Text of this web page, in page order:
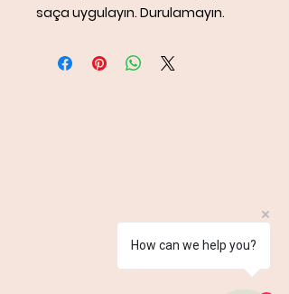
saça uygulayın. Durulamayın.
How can we help you?